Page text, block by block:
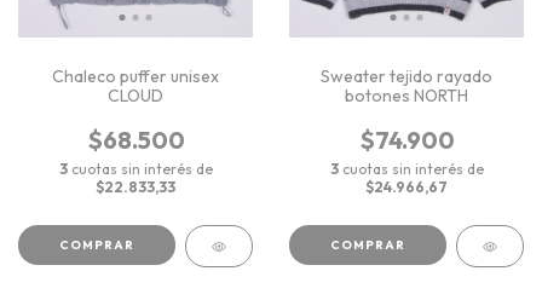
Chaleco puffer unisex
CLOUD
$68.500
3 cuotas sin interés de
$22.833,33
COMPRAR
Sweater tejido rayado
botones NORTH
$74.900
3 cuotas sin interés de
$24.966,67
COMPRAR